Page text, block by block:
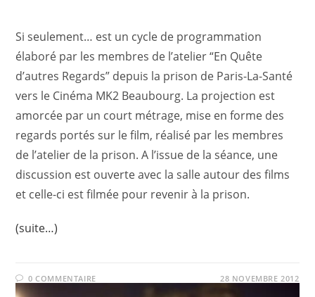
Si seulement… est un cycle de programmation
élaboré par les membres de l’atelier “En Quête
d’autres Regards” depuis la prison de Paris-La-Santé
vers le Cinéma MK2 Beaubourg. La projection est
amorcée par un court métrage, mise en forme des
regards portés sur le film, réalisé par les membres
de l’atelier de la prison. A l’issue de la séance, une
discussion est ouverte avec la salle autour des films
et celle-ci est filmée pour revenir à la prison.
(suite…)
0 COMMENTAIRE 28 NOVEMBRE 2012